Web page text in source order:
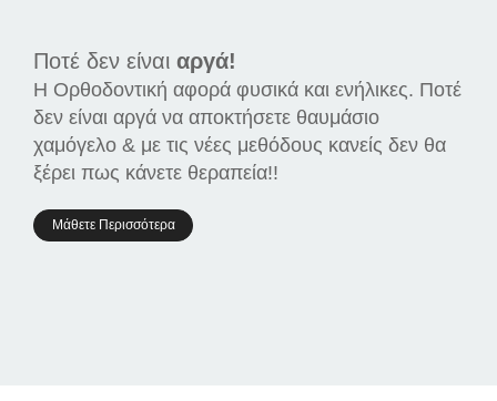
Ποτέ δεν είναι αργά!
Η Ορθοδοντική αφορά φυσικά και ενήλικες. Ποτέ
δεν είναι αργά να αποκτήσετε θαυμάσιο
χαμόγελο & με τις νέες μεθόδους κανείς δεν θα
ξέρει πως κάνετε θεραπεία!!
Μάθετε Περισσότερα